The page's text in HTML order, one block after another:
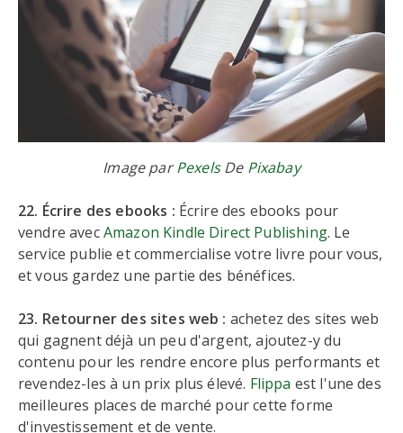
Image parPexelsDe Pixabay
22. Écrire des ebooks : Écrire des ebooks pour
vendre avecAmazon Kindle Direct Publishing. Le
service publie et commercialise votre livre pour vous,
et vous gardez une partie des bénéfices.
23. Retourner des sites web : achetez des sites web
qui gagnent déjà un peu d'argent, ajoutez-y du
contenu pour les rendre encore plus performants et
revendez-les à un prix plus élevé. Flippa est l'une des
meilleures places de marché pour cette forme
d'investissement et de vente.